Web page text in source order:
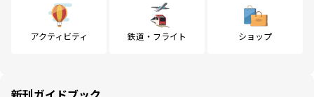
アクティビティ 鉄道・フライト ショップ